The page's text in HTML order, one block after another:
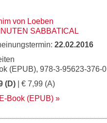
von Loeben
SABBATICAL
22.02.2016
(EPUB), 978-3-95623-376-0
(D) | € 7,99 (A)
Book (EPUB)